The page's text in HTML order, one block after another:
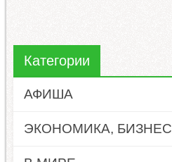
Категории
АФИША
ЭКОНОМИКА, БИЗНЕС